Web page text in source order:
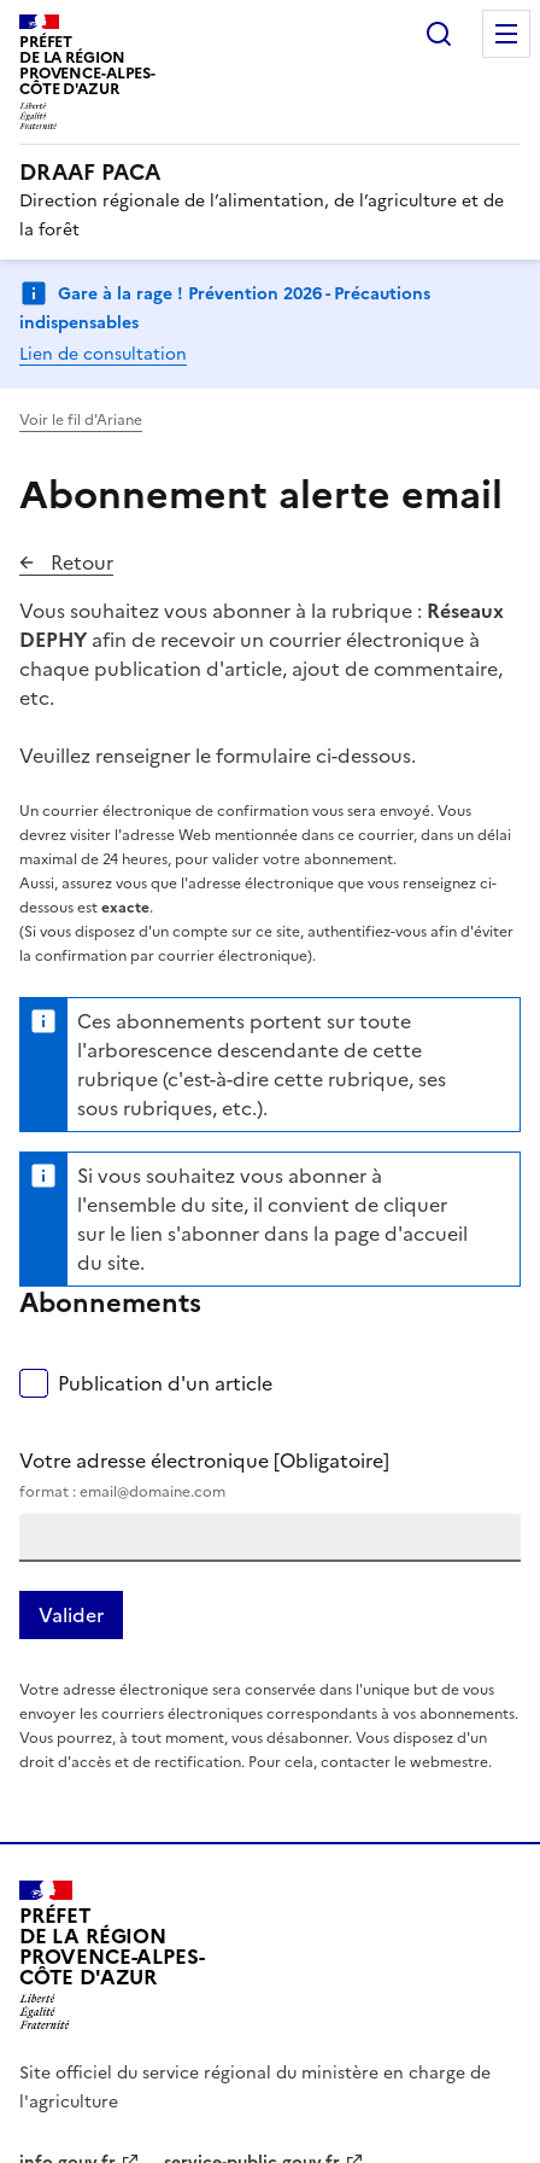
PRÉFET
DE LA RÉGION
PROVENCE-ALPES-
CÔTE D'AZUR
DRAAF PACA
Direction régionale de l’alimentation, de l’agriculture et de
la forêt
Gare à la rage ! Prévention 2026 - Précautions
indispensables
Lien de consultation
Voir le fil d'Ariane
Abonnement alerte email
Retour
Vous souhaitez vous abonner à la rubrique : Réseaux
DEPHYafin de recevoir un courrier électronique à
chaque publication d'article, ajout de commentaire,
etc.
Veuillez renseigner le formulaire ci-dessous.
Un courrier électronique de confirmation vous sera envoyé. Vous
devrez visiter l'adresse Web mentionnée dans ce courrier, dans un délai
maximal de 24 heures, pour valider votre abonnement.
Aussi, assurez vous que l'adresse électronique que vous renseignez ci-
dessous estexacte.
(Si vous disposez d'un compte sur ce site, authentifiez-vous afin d'éviter
la confirmation par courrier électronique).
Ces abonnements portent sur toute
l'arborescence descendante de cette
rubrique (c'est-à-dire cette rubrique, ses
sous rubriques, etc.).
Si vous souhaitez vous abonner à
l'ensemble du site, il convient de cliquer
sur le lien s'abonner dans la page d'accueil
du site.
Abonnements
Publication d'un article
Votre adresse électronique [Obligatoire]
format : email@domaine.com
Votre adresse électronique sera conservée dans l'unique but de vous
envoyer les courriers électroniques correspondants à vos abonnements.
Vous pourrez, à tout moment, vous désabonner. Vous disposez d'un
droit d'accès et de rectification. Pour cela, contacter le webmestre.
PRÉFET
DE LA RÉGION
PROVENCE-ALPES-
CÔTE D'AZUR
Site officiel du service régional du ministère en charge de
l'agriculture